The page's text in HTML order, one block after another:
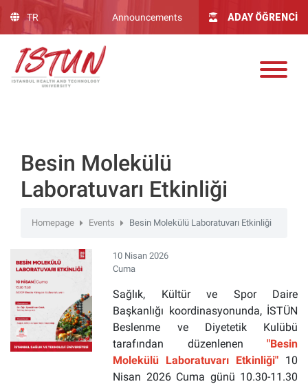
dikkat:
web
sitesinde,
erişilebilirliği
BiClick"
sistemi
bulunur.
TR Announcements ADAY ÖĞRENCİ
Besin Molekülü
Laboratuvarı Etkinliği
Homepage Events Besin Molekülü Laboratuvarı Etkinliği
10 Nisan 2026
Cuma
Sağlık, Kültür ve Spor Daire
Başkanlığı koordinasyonunda, İSTÜN
Beslenme ve Diyetetik Kulübü
tarafından düzenlenen "Besin
Molekülü Laboratuvarı Etkinliği" 10
Nisan 2026 Cuma günü 10.30-11.30